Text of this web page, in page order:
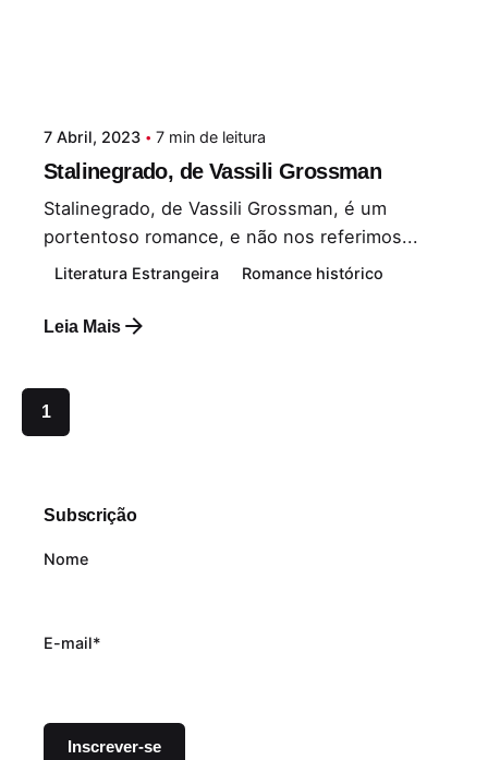
7 Abril, 2023 7 min de leitura
Stalinegrado, de Vassili Grossman
Stalinegrado, de Vassili Grossman, é um
portentoso romance, e não nos referimos...
Literatura Estrangeira Romance histórico
Leia Mais
1
Subscrição
Nome
E-mail*